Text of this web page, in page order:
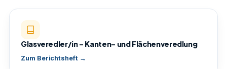
Glasveredler/in – Kanten- und Flächenveredlung
Zum Berichtsheft →